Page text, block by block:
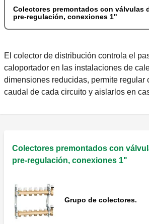
Colectores premontados con válvulas
pre-regulación, conexiones 1"
El colector de distribución controla el
caloportador en las instalaciones de
dimensiones reducidas, permite regular
caudal de cada circuito y aislarlos en
Colectores premontados con
pre-regulación, conexiones 1"
Grupo de colectores.